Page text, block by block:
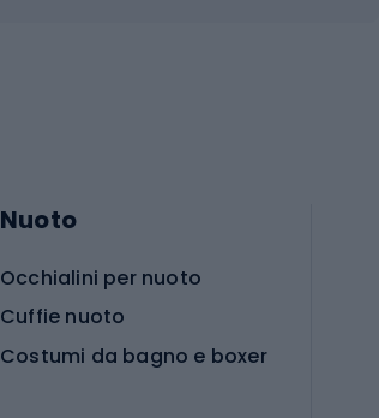
Nuoto
Occhialini per nuoto
Cuffie nuoto
Costumi da bagno e boxer